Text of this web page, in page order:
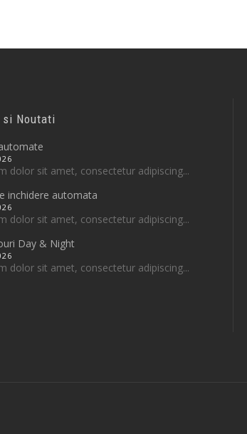
Noutati
dolor sit amet, consectetur adipiscing...
inchidere automata
dolor sit amet, consectetur adipiscing...
Day & Night
dolor sit amet, consectetur adipiscing...